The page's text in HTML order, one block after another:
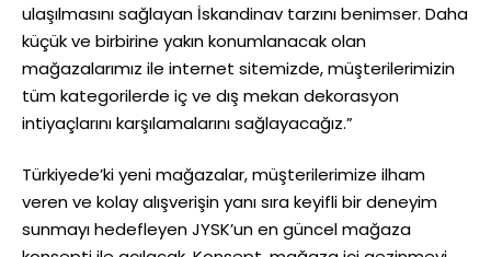
ulaşılmasını sağlayan İskandinav tarzını benimser. Daha
küçük ve birbirine yakın konumlanacak olan
mağazalarımız ile internet sitemizde, müşterilerimizin
tüm kategorilerde iç ve dış mekan dekorasyon
intiyaçlarını karşılamalarını sağlayacağız.”
Türkiyede’ki yeni mağazalar, müşterilerimize ilham
veren ve kolay alışverişin yanı sıra keyifli bir deneyim
sunmayı hedefleyen JYSK’un en güncel mağaza